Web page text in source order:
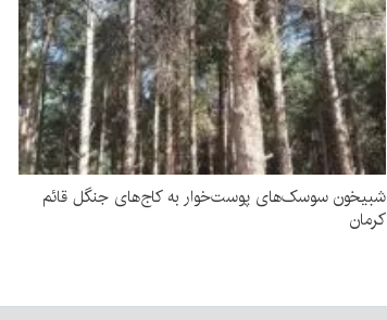
شبیخون سوسک‌های پوست‌خوار به کاج‌های جنگل قائم
کرمان